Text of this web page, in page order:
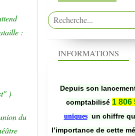
:
)
du
INFORMATIONS
Depuis son
comptabilisé 1 806
uniques un chiffre
l’importance de cette